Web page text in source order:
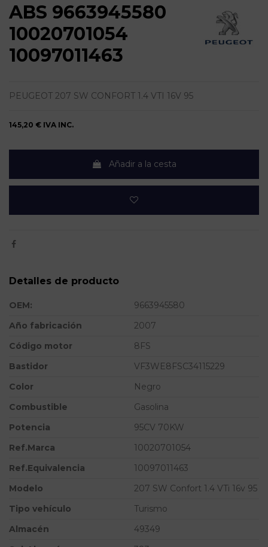
ABS 9663945580
10020701054
10097011463
PEUGEOT 207 SW CONFORT 1.4 VTI 16V 95
145,20 € IVA INC.
Añadir a la cesta
Detalles de producto
OEM:
9663945580
Año fabricación
2007
Código motor
8FS
Bastidor
VF3WE8FSC34115229
Color
Negro
Combustible
Gasolina
Potencia
95CV 70KW
Ref.Marca
10020701054
Ref.Equivalencia
10097011463
Modelo
207 SW Confort 1.4 VTi 16v 95
Tipo vehículo
Turismo
Almacén
49349